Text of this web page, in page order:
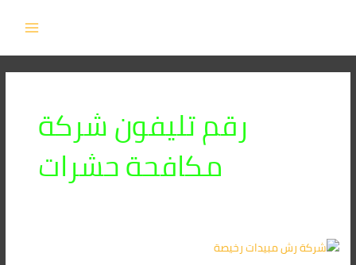
رقم تليفون شركة
مكافحة حشرات
أرخص